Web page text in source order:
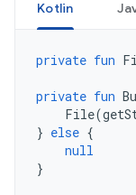
Kotlin
private fun
private fun
File(
} else {
null
}